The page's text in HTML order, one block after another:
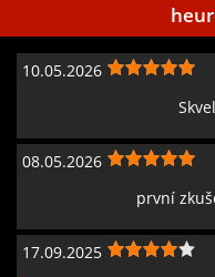
10.05.2026
08.05.2026
první
17.09.2025